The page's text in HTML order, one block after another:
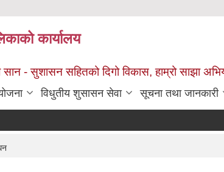
कार्यालय
- सुशासन सहितको दिगो विकास, हाम्रो साझा
विधुतीय शुसासन सेवा सूचना तथा जानकारी